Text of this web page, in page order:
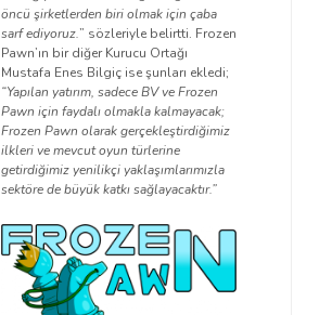
öncü şirketlerden biri olmak için çaba
sarf ediyoruz.” sözleriyle belirtti. Frozen
Pawn’ın bir diğer Kurucu Ortağı
Mustafa Enes Bilgiç ise şunları ekledi;
“Yapılan yatırım, sadece BV ve Frozen
Pawn için faydalı olmakla kalmayacak;
Frozen Pawn olarak gerçekleştirdiğimiz
ilkleri ve mevcut oyun türlerine
getirdiğimiz yenilikçi yaklaşımlarımızla
sektöre de büyük katkı sağlayacaktır.”